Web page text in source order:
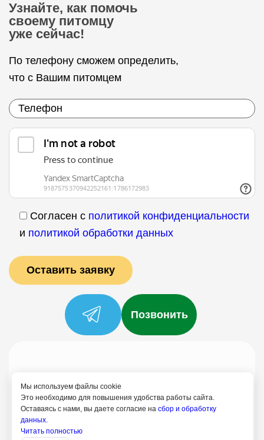
Узнайте, как помочь
своему питомцу
уже сейчас!
По телефону сможем определить,
что с Вашим питомцем
Согласен с политикой конфиденциальности
и политикой обработки данных
Мы используем файлы cookie
Это необходимо для повышения удобства работы сайта.
Оставаясь с нами, вы даете согласие на сбор и обработку
данных.
Читать полностью
Позвонить
Политика конфиденциальности
Согласие на обработку
+7 (958) 795-61-54